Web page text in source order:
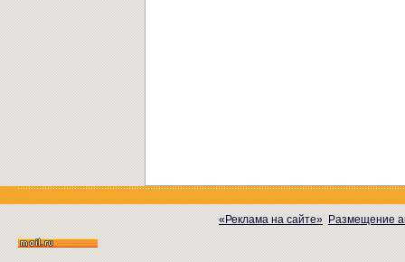
«Реклама на сайте» Размещение